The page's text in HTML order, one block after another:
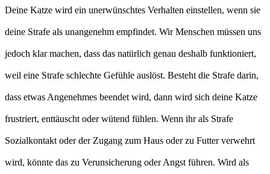
Deine Katze wird ein unerwünschtes Verhalten einstellen, wenn sie
deine Strafe als unangenehm empfindet. Wir Menschen müssen uns
jedoch klar machen, dass das natürlich genau deshalb funktioniert,
weil eine Strafe schlechte Gefühle auslöst. Besteht die Strafe darin,
dass etwas Angenehmes beendet wird, dann wird sich deine Katze
frustriert, enttäuscht oder wütend fühlen. Wenn ihr als Strafe
Sozialkontakt oder der Zugang zum Haus oder zu Futter verwehrt
wird, könnte das zu Verunsicherung oder Angst führen. Wird als